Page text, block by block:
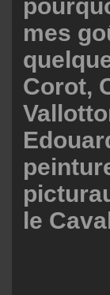
mes
Corot,
le